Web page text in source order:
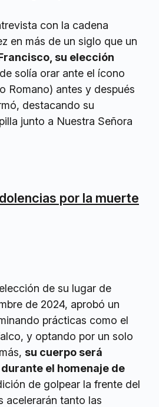
con la cadena
en más de un siglo que un
su elección
solía orar ante el ícono
Romano) antes y después
destacando su
junto a Nuestra Señora
por la muerte
de su lugar de
de 2024, aprobó un
prácticas como el
y optando por un solo
su cuerpo será
el homenaje de
de golpear la frente del
acelerarán tanto las